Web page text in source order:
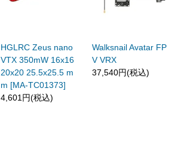
HGLRC Zeus nano
VTX 350mW 16x16
20x20 25.5x25.5 m
m [MA-TC01373]
4,601円(税込)
Walksnail Avatar FP
V VRX
37,540円(税込)